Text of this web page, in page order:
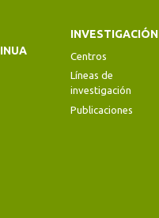
INVESTIGACIÓN
Centros
Líneas de
investigación
Publicaciones